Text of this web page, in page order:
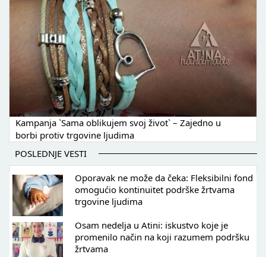
Kampanja `Sama oblikujem svoj život` – Zajedno u
borbi protiv trgovine ljudima
POSLEDNJE VESTI
Oporavak ne može da čeka: Fleksibilni fond
omogućio kontinuitet podrške žrtvama
trgovine ljudima
Osam nedelja u Atini: iskustvo koje je
promenilo način na koji razumem podršku
žrtvama